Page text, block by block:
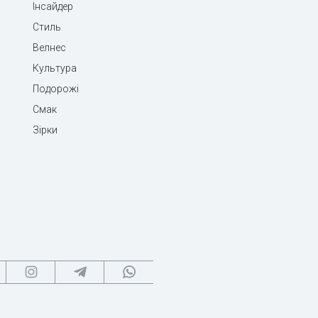
Інсайдер
Стиль
Велнес
Культура
Подорожі
Смак
Зірки